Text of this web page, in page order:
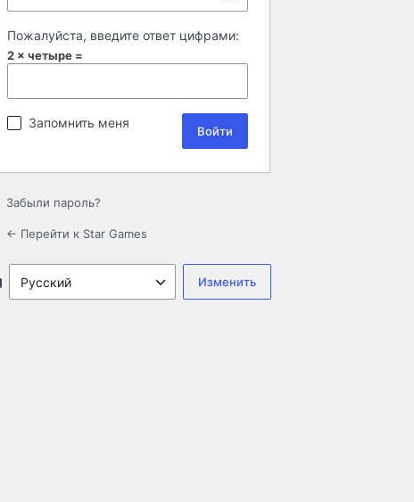
Пожалуйста, введите ответ цифрами:
2 × четыре =
Запомнить меня
Забыли пароль?
← Перейти к Star Games
Язык